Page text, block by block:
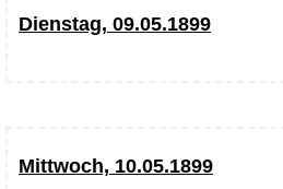
Dienstag, 09.05.1899
Mittwoch, 10.05.1899